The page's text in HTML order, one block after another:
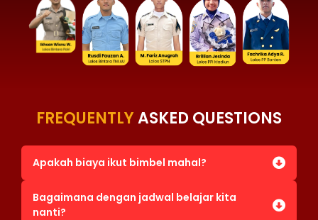
FREQUENTLYASKED QUESTIONS
Apakah biaya ikut bimbel mahal?
Bagaimana dengan jadwal belajar kita
nanti?